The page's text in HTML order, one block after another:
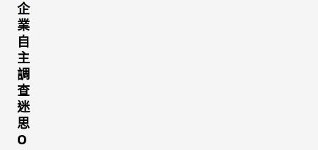
企
業
自
主
調
查
迷
思
0